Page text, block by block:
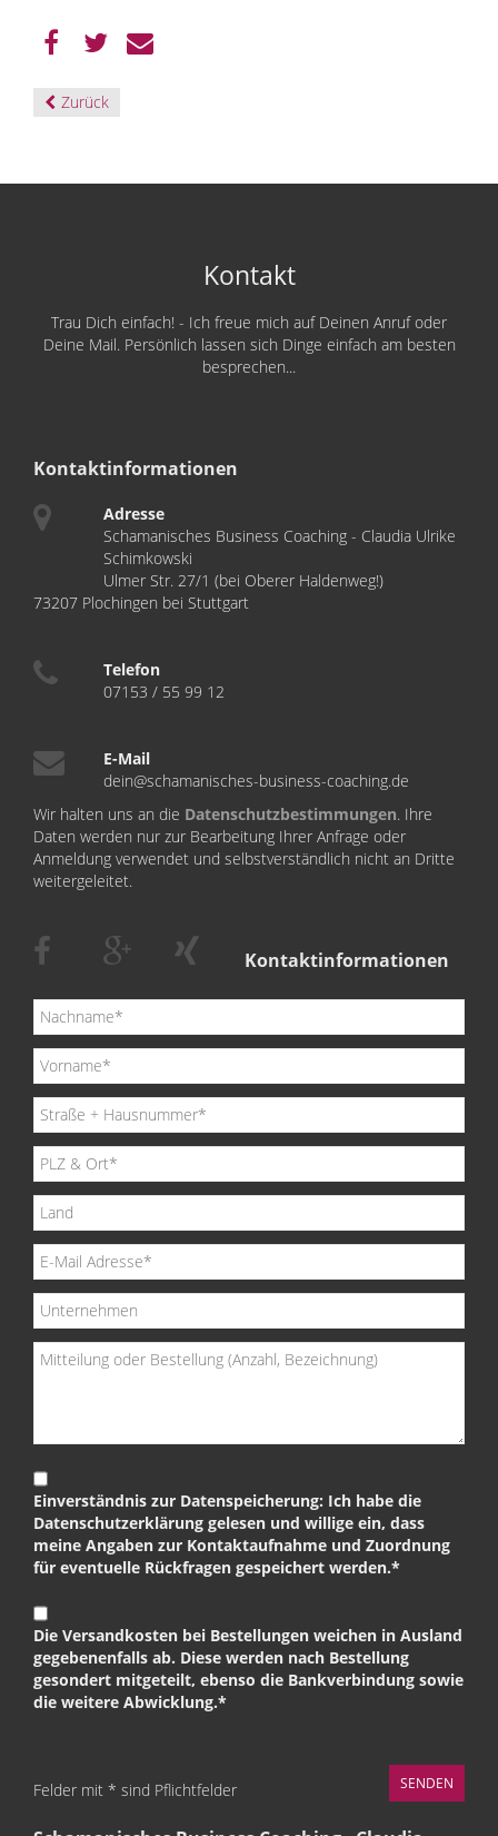
Zurück
Kontakt
Trau Dich einfach! - Ich freue mich auf Deinen Anruf oder
Deine Mail. Persönlich lassen sich Dinge einfach am besten
besprechen...
Kontaktinformationen
Adresse
Schamanisches Business Coaching - Claudia Ulrike
Schimkowski
Ulmer Str. 27/1 (bei Oberer Haldenweg!)
73207 Plochingen bei Stuttgart
Telefon
07153 / 55 99 12
E-Mail
dein@schamanisches-business-coaching.de
Wir halten uns an die Datenschutzbestimmungen. Ihre
Daten werden nur zur Bearbeitung Ihrer Anfrage oder
Anmeldung verwendet und selbstverständlich nicht an Dritte
weitergeleitet.
Kontaktinformationen
Einverständnis zur Datenspeicherung: Ich habe die
Datenschutzerklärung gelesen und willige ein, dass
meine Angaben zur Kontaktaufnahme und Zuordnung
für eventuelle Rückfragen gespeichert werden.*
Die Versandkosten bei Bestellungen weichen in Ausland
gegebenenfalls ab. Diese werden nach Bestellung
gesondert mitgeteilt, ebenso die Bankverbindung sowie
die weitere Abwicklung.*
Felder mit * sind Pflichtfelder